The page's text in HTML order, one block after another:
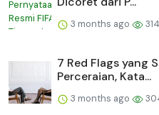
3 months ago 314
7 Red Flags yang
Perceraian, Kata...
3 months ago